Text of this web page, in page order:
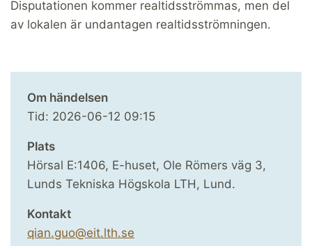
Disputationen kommer realtidsströmmas, men del
av lokalen är undantagen realtidsströmningen.
Om händelsen
Tid: 2026-06-12 09:15
Plats
Hörsal E:1406, E-huset, Ole Römers väg 3,
Lunds Tekniska Högskola LTH, Lund.
Kontakt
qian.guo@eit.lth.se